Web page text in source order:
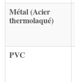
Métal (Acier
thermolaqué)
PVC